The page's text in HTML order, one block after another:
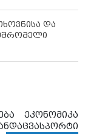
და
ეკონომიკა
სპორტი